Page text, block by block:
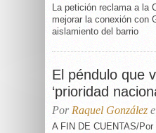
La petición reclama a la
mejorar la conexión con
aislamiento del barrio
El péndulo que
‘prioridad
Por Raquel González
A FIN DE CUENTAS/Por